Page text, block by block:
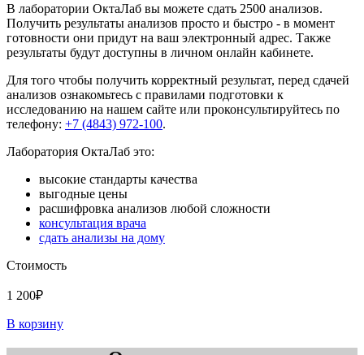
В лаборатории ОктаЛаб вы можете сдать 2500 анализов.
Получить результаты анализов просто и быстро - в момент
готовности они придут на ваш электронный адрес. Также
результаты будут доступны в личном онлайн кабинете.
Для того чтобы получить корректный результат, перед сдачей
анализов ознакомьтесь с правилами подготовки к
исследованию на нашем сайте или проконсультируйтесь по
телефону: +7 (4843) 972-100.
Лаборатория ОктаЛаб это:
высокие стандарты качества
выгодные цены
расшифровка анализов любой сложности
консультация врача
сдать анализы на дому
Стоимость
1 200₽
В корзину